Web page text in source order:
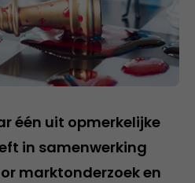
één uit opmerkelijke
in samenwerking
marktonderzoek en